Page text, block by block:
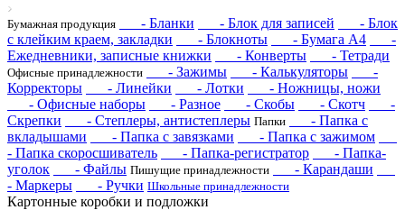
Бумажная продукция - Бланки - Блок для записей
- Блок
с клейким краем, закладки
- Блокноты - Бумага А4
-
Ежедневники, записные книжки
- Конверты - Тетради
Офисные принадлежности - Зажимы - Калькуляторы
-
Корректоры
- Линейки - Лотки
- Ножницы, ножи
- Офисные наборы
- Разное - Скобы - Скотч
-
Скрепки
- Степлеры, антистеплеры Папки
- Папка с
вкладышами
- Папка с завязками
- Папка с зажимом
- Папка скоросшиватель
- Папка-регистратор
- Папка-
уголок
- Файлы Пишущие принадлежности
- Карандаши
- Маркеры
- Ручки Школьные принадлежности
Картонные коробки и подложки